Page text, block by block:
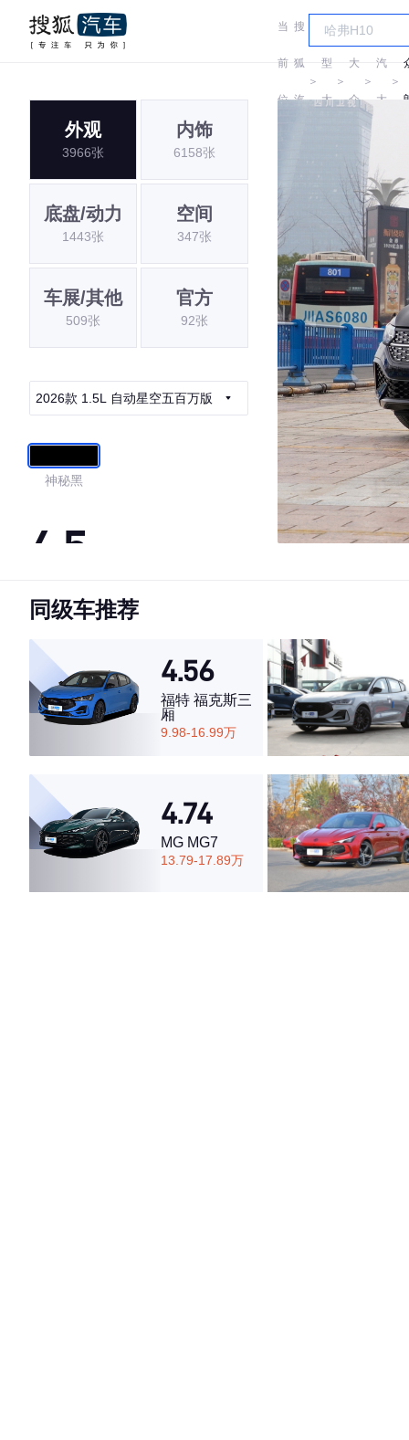
当
前
位
搜
狐
汽
＞
车
型
大
＞
大
众
＞
汽
大
＞
外观
3966张
内饰
6158张
底盘/动力
1443张
空间
347张
车展/其他
509张
官方
92张
2026款 1.5L 自动星空五百万版
神秘黑
4.5
·外观表现一般，低于56%同级车
·空间表现较为优秀，优于50%同级车
同级车推荐
4.56
福特 福克斯三
厢
9.98-16.99万
4.74
MG MG7
13.79-17.89万